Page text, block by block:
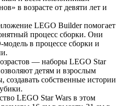
в возрасте от девяти лет и
LEGO Builder помогает
процесс сборки. Они
в процессе сборки и
— наборы LEGO Star
детям и взрослым
создавать собственные истории
LEGO Star Wars в этом